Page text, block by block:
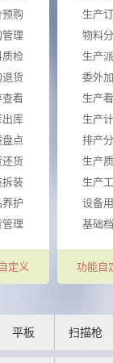
购
理
质检
退货
查看
出库
点
还货
拆装
养护
管理
定义
生产
物料
生产
委外
生产
生产
排产
生产
生产
设备
基础
功能自
平板 扫描枪